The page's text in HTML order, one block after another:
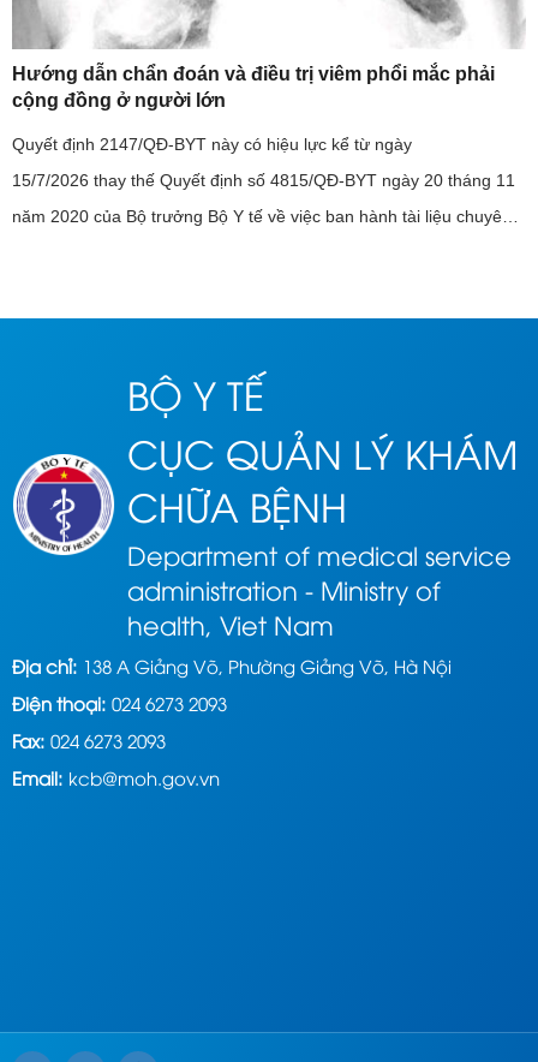
Hướng dẫn chẩn đoán và điều trị viêm phổi mắc phải
cộng đồng ở người lớn
Quyết định 2147/QĐ-BYT này có hiệu lực kể từ ngày
15/7/2026 thay thế Quyết định số 4815/QĐ-BYT ngày 20 tháng 11
năm 2020 của Bộ trưởng Bộ Y tế về việc ban hành tài liệu chuyên
BỘ Y TẾ
CỤC QUẢN LÝ KHÁM
CHỮA BỆNH
Department of medical service
administration - Ministry of
health, Viet Nam
Địa chỉ: 138 A Giảng Võ, Phường Giảng Võ, Hà Nội
Điện thoại: 024 6273 2093
Fax: 024 6273 2093
Email: kcb@moh.gov.vn